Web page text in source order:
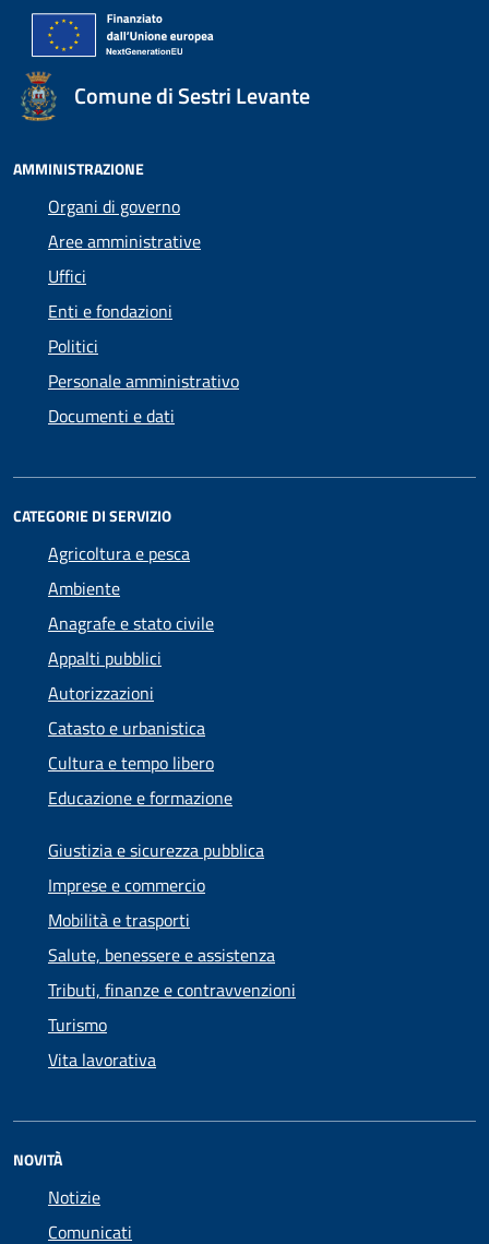
Comune di Sestri Levante
AMMINISTRAZIONE
Organi di governo
Aree amministrative
Uffici
Enti e fondazioni
Politici
Personale amministrativo
Documenti e dati
CATEGORIE DI SERVIZIO
Agricoltura e pesca
Ambiente
Anagrafe e stato civile
Appalti pubblici
Autorizzazioni
Catasto e urbanistica
Cultura e tempo libero
Educazione e formazione
Giustizia e sicurezza pubblica
Imprese e commercio
Mobilità e trasporti
Salute, benessere e assistenza
Tributi, finanze e contravvenzioni
Turismo
Vita lavorativa
NOVITÀ
Notizie
Comunicati